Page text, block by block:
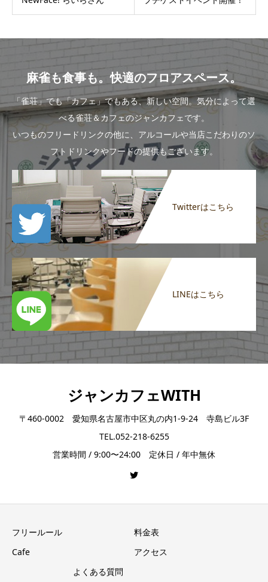
麻雀も食事も。快適のフロアスペース。
「雀荘」でも「カフェ」でもある、新しい空間。気分によって選
べる雀荘＆カフェのジャンカフェです。
いつものフリードリンクの他に、アルコールや当店こだわりのソ
フトドリンクやフードの提供もございます。
Twitterはこちら
LINEはこちら
ジャンカフェWITH
〒460-0002 愛知県名古屋市中区丸の内1-9-24 寺島ビル3F
TEL.052-218-6255
営業時間 / 9:00〜24:00 定休日 / 年中無休
フリールール
料金表
Cafe
アクセス
よくある質問